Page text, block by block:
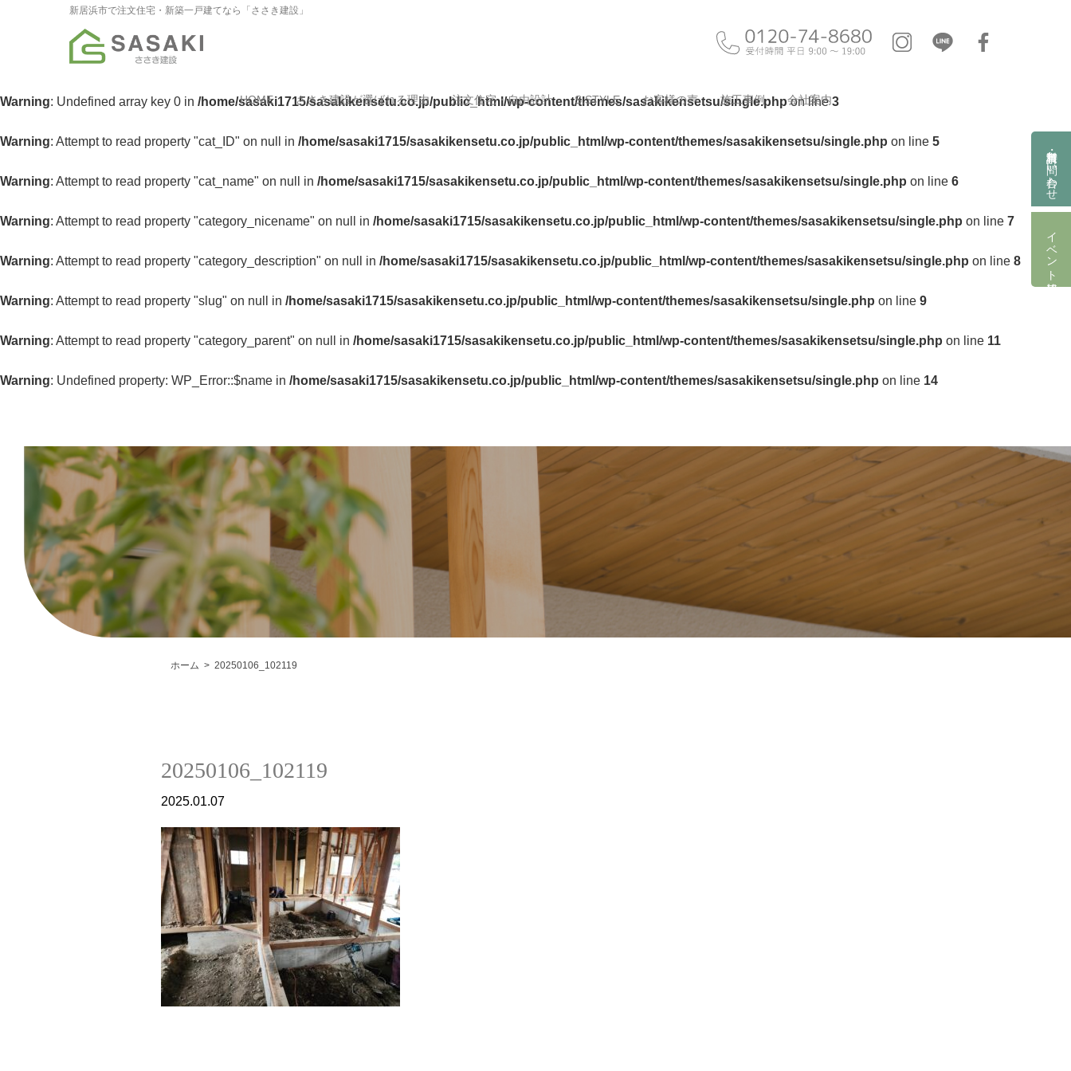
新居浜市で注文住宅・新築一戸建てなら「ささき建設」
資料請求・お問い合わせ
イベント情報
HOME ささき建設が選ばれる理由 注文住宅・自由設計 S.STYLE お客様の声 施工事例 会社案内
Warning: Undefined array key 0 in /home/sasaki1715/sasakikensetu.co.jp/public_html/wp-content/themes/sasakikensetsu/single.phpon line3
Warning: Attempt to read property "cat_ID" on null in /home/sasaki1715/sasakikensetu.co.jp/public_html/wp-content/themes/sasakikensetsu/single.php on line 5
Warning: Attempt to read property "cat_name" on null in /home/sasaki1715/sasakikensetu.co.jp/public_html/wp-content/themes/sasakikensetsu/single.php on line 6
Warning: Attempt to read property "category_nicename" on null in /home/sasaki1715/sasakikensetu.co.jp/public_html/wp-content/themes/sasakikensetsu/single.php on line 7
Warning: Attempt to read property "category_description" on null in /home/sasaki1715/sasakikensetu.co.jp/public_html/wp-content/themes/sasakikensetsu/single.php on line 8
Warning: Attempt to read property "slug" on null in /home/sasaki1715/sasakikensetu.co.jp/public_html/wp-content/themes/sasakikensetsu/single.php on line 9
Warning: Attempt to read property "category_parent" on null in /home/sasaki1715/sasakikensetu.co.jp/public_html/wp-content/themes/sasakikensetsu/single.php on line 11
Warning: Undefined property: WP_Error::$name in /home/sasaki1715/sasakikensetu.co.jp/public_html/wp-content/themes/sasakikensetsu/single.php on line 14
ホーム 20250106_102119
20250106_102119
2025.01.07